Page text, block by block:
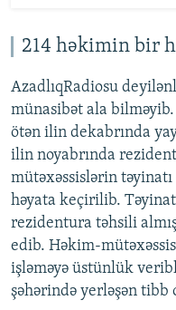
214 həkimin bir
AzadlıqRadiosu
münasibət ala
ötən ilin dekabrında
ilin noyabrında
mütəxəssislərin
həyata keçirilib.
rezidentura təhsili
edib. Həkim-
işləməyə üstünlük
şəhərində yerləşən tibb